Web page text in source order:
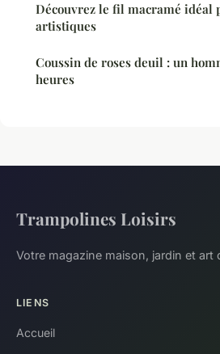
Découvrez le fil macramé idéal
artistiques
Coussin de roses deuil : un
heures
Trampolines Loisirs
Votre magazine maison, jardin et art
LIENS
Accueil